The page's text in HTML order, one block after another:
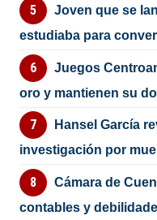
Joven que se
estudiaba para
Juegos
oro y mantienen su
Hansel García
investigación por
Cámara de
contables y